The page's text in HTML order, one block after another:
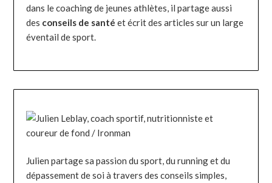
dans le coaching de jeunes athlètes, il partage aussi
des conseils de santéet écrit des articles sur un large
éventail de sport.
Julien partage sa passion du sport, du running et du
dépassement de soi à travers des conseils simples,